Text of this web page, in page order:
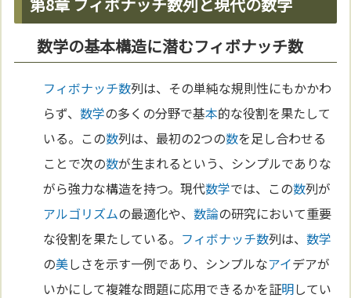
数学の基本構造に潜むフィボナッチ数
フィボナッチ数列は、その単純な規則性にもかかわ
らず、数学の多くの分野で基本的な役割を果たして
いる。この数列は、最初の2つの数を足し合わせる
ことで次の数が生まれるという、シンプルでありな
がら強力な構造を持つ。現代数学では、この数列が
アルゴリズムの最適化や、数論の研究において重要
な役割を果たしている。 フィボナッチ数列は、数学
の美しさを示す一例であり、シンプルなアイデアが
いかにして複雑な問題に応用できるかを証明してい